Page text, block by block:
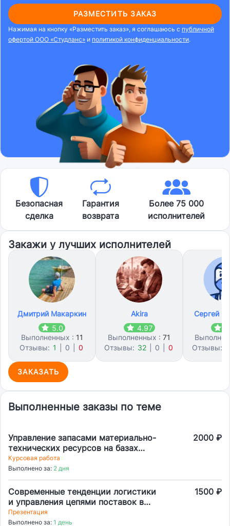
РАЗМЕСТИТЬ ЗАКАЗ
Нажимая на кнопку «Разместить заказ», я соглашаюсь с публичной
офертой ООО «Студланс» и политикой конфиденциальности.
Безопасная
сделка
Гарантия
возврата
Более 75 000
исполнителей
Закажи у лучших исполнителей
Дмитрий Макаркин
5.0
Выполненных : 11
Отзывы: 1 0 0
Akira
4.97
Выполненных : 71
Отзывы: 32 0 0
Сергей
Отзывы:
ЗАКАЗАТЬ
Выполненные заказы по теме
Управление запасами материально-
технических ресурсов на базах
складах торговых организациях
2000 ₽
Курсовая работа
Выполнено за: 2 дня
Современные тенденции логистики
и управления цепями поставок в
2023 году
1500 ₽
Презентация
Выполнено за: 1 день